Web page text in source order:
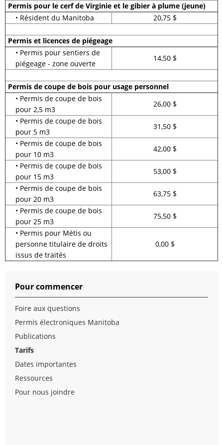
Permis pour le cerf de Virginie et le gibier à plume (jeune)
• Résident du Manitoba
20,75 $
Permis et licences de piégeage
• Permis pour sentiers de
piégeage - zone ouverte
14,50 $
Permis de coupe de bois pour usage personnel
• Permis de coupe de bois
pour 2,5 m3
26,00 $
• Permis de coupe de bois
pour 5 m3
31,50 $
• Permis de coupe de bois
pour 10 m3
42,00 $
• Permis de coupe de bois
pour 15 m3
53,00 $
• Permis de coupe de bois
pour 20 m3
63,75 $
• Permis de coupe de bois
pour 25 m3
75,50 $
• Permis pour Métis ou
personne titulaire de droits
issus de traités
0,00 $
Pour commencer
Foire aux questions
Permis électroniques Manitoba
Publications
Tarifs
Dates importantes
Ressources
Pour nous joindre